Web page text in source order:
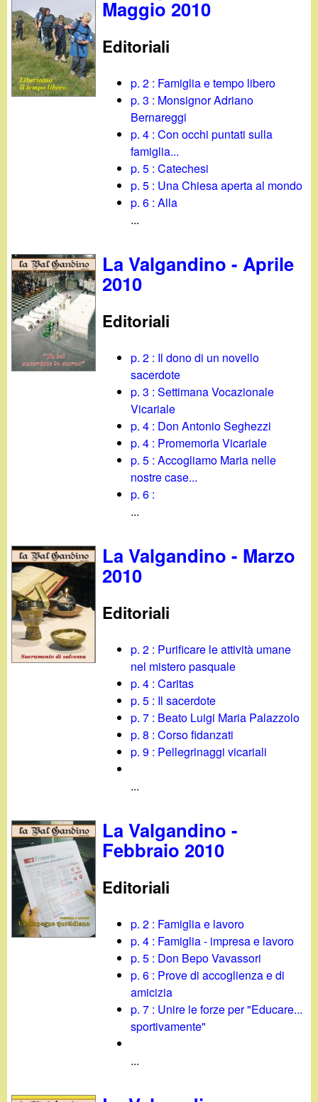
t
Maggio 2010
Editoriali
p. 2 : Famiglia e tempo libero
p. 3 : Monsignor Adriano
Bernareggi
p. 4 : Con occhi puntati sulla
famiglia...
p. 5 : Catechesi
p. 5 : Una Chiesa aperta al mondo
p. 6 : Alla
...
La Valgandino - Aprile
2010
Editoriali
p. 2 : Il dono di un novello
sacerdote
p. 3 : Settimana Vocazionale
Vicariale
p. 4 : Don Antonio Seghezzi
p. 4 : Promemoria Vicariale
p. 5 : Accogliamo Maria nelle
nostre case...
p. 6 :
...
La Valgandino - Marzo
2010
Editoriali
p. 2 : Purificare le attività umane
nel mistero pasquale
p. 4 : Caritas
p. 5 : Il sacerdote
p. 7 : Beato Luigi Maria Palazzolo
p. 8 : Corso fidanzati
p. 9 : Pellegrinaggi vicariali
...
La Valgandino -
Febbraio 2010
Editoriali
p. 2 : Famiglia e lavoro
p. 4 : Famiglia - impresa e lavoro
p. 5 : Don Bepo Vavassori
p. 6 : Prove di accoglienza e di
amicizia
p. 7 : Unire le forze per "Educare...
sportivamente"
...